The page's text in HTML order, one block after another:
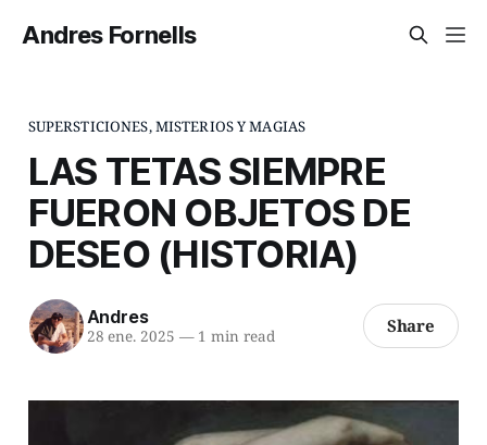
Andres Fornells
SUPERSTICIONES, MISTERIOS Y MAGIAS
LAS TETAS SIEMPRE
FUERON OBJETOS DE
DESEO (HISTORIA)
Andres
28 ene. 2025 —1 min read Share